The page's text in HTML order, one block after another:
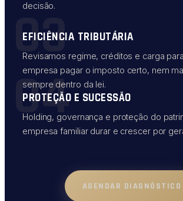
decisão.
03
EFICIÊNCIA TRIBUTÁRIA
Revisamos regime, créditos e carga
empresa pagar o imposto certo, nem
sempre dentro da lei.
04
PROTEÇÃO E SUCESSÃO
Holding, governança e proteção do
empresa familiar durar e crescer por
AGENDAR DIAGNÓSTICO